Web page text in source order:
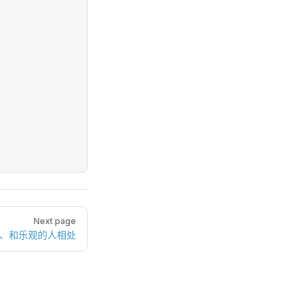
Next page
和乐观的人相处